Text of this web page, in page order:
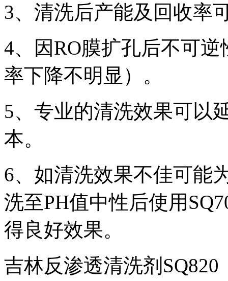
3、清洗后产能及回收率
4、因RO膜扩孔后不可
率下降不明显）。
5、专业的清洗效果可以
本。
6、如清洗效果不佳可能
洗至PH值中性后使用
得良好效果。
吉林反渗透清洗剂